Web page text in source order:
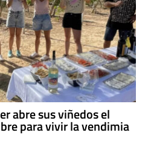
abre sus viñedos el
para vivir la vendimia